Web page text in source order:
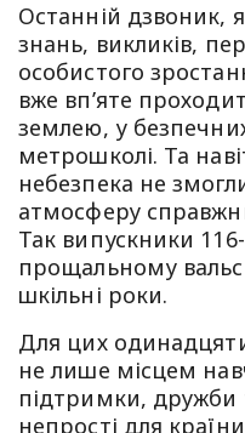
Останній дзвоник,
знань, викликів,
особистого
вже вп’яте
землею, у
метрошколі. Та
небезпека не
атмосферу
Так випускники
прощальному
шкільні роки.
Для цих
не лише місцем
підтримки, дружби
непрості для